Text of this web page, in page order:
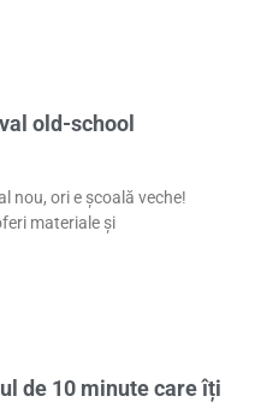
old-school
nou, ori e școală veche!
materiale și
de 10 minute care îți